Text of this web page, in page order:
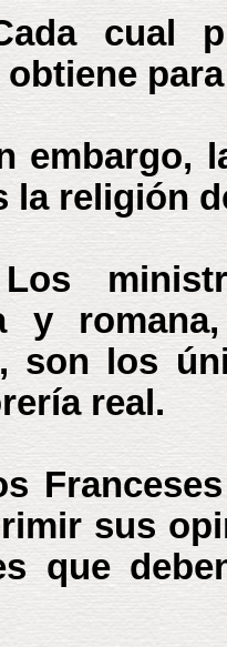
cual
obtiene
embargo,
la religión
y
son los
real.
sus
que